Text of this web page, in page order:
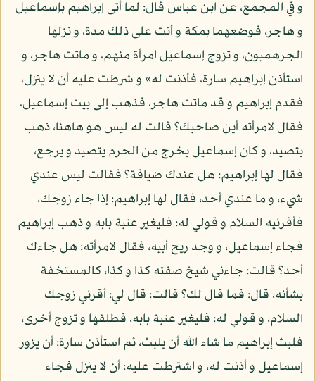
و في المجمع، عن ابن عباس قال: لما أتى إبراهيم بإسماعيل
و هاجر، فوضعهما بمكة و أتت على ذلك مدة، و نزلها
الجرهميون، و تزوج إسماعيل امرأة منهم، و ماتت هاجر، و
استأذن إبراهيم سارة، فأذنت له» و شرطت عليه أن لا ينزل،
فقدم إبراهيم و قد ماتت هاجر، فذهب إلى بيت إسماعيل،
فقال لامرأته أين صاحبك؟ قالت له ليس هو هاهنا، ذهب
يتصيد، و كان إسماعيل يخرج من الحرم يتصيد و يرجع،
فقال لها إبراهيم: هل عندك ضيافة؟ فقالت ليس عندي
شيء، و ما عندي أحد، فقال لها إبراهيم: إذا جاء زوجك،
فأقرئيه السلام و قولي له: فليغير عتبة بابه و ذهب إبراهيم
فجاء إسماعيل، و وجد ريح أبيه، فقال لامرأته: هل جاءك
أحد؟ قالت: جاءني شيخ صفته كذا و كذا، كالمستخفة
بشأنه، قال: فما قال لك؟ قالت: قال لي: أقرئي زوجك
السلام، و قولي له: فليغير عتبة بابه، فطلقها و تزوج أخرى،
فلبث إبراهيم ما شاء الله أن يلبث، ثم استأذن سارة: أن يزور
إسماعيل و أذنت له، و اشترطت عليه: أن لا ينزل فجاء